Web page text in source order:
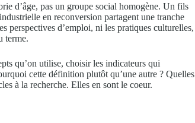
d’âge, pas un groupe social homogène. Un fils
en reconversion partagent une tranche
perspectives d’emploi, ni les pratiques culturelles,
terme.
qu’on utilise, choisir les indicateurs qui
cette définition plutôt qu’une autre ? Quelles
à la recherche. Elles en sont le coeur.